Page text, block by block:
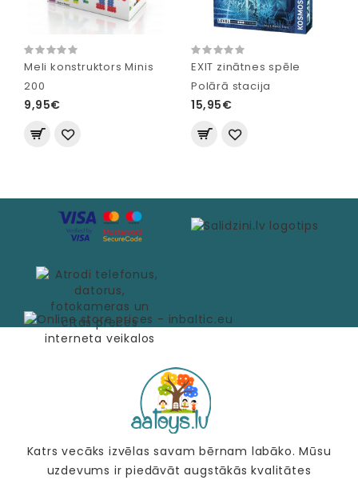
Meli konstruktors Minis
200
9,95€
EXIT zinātnes spēle
Polārā stacija
15,95€
Katrs vecāks izvēlas savam bērnam labāko. Mūsu
uzdevums ir piedāvāt augstākās kvalitātes